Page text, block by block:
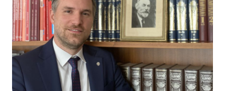
PORADNA